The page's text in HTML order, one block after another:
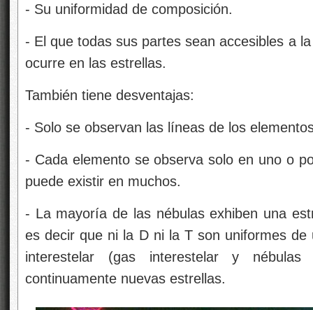
‑ Su uniformidad de composición.
‑ El que todas sus partes sean accesibles a
ocurre en las estrellas.
También tiene desventajas:
‑ Solo se observan las líneas de los
‑ Cada elemento se observa solo en uno o
puede existir en muchos.
‑ La mayoría de las nébulas exhiben una
es decir que ni la D ni la T son uniformes
interestelar (gas interestelar y
continuamente nuevas estrellas.